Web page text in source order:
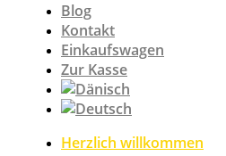
Blog
Kontakt
Einkaufswagen
Zur Kasse
Herzlich willkommen